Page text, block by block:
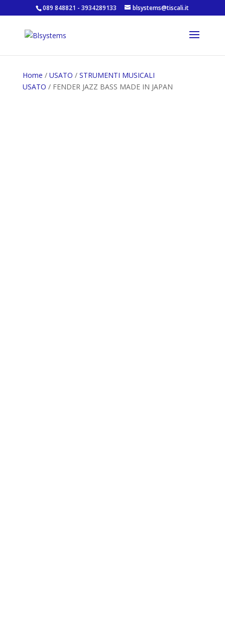
089 848821 - 3934289133 blsystems@tiscali.it
Home / USATO / STRUMENTI MUSICALI
USATO / FENDER JAZZ BASS MADE IN JAPAN